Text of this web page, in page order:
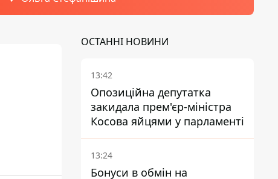
ОСТАННІ НОВИНИ
13:42
Опозиційна депутатка
закидала прем'єр-міністра
Косова яйцями у парламенті
13:24
Бонуси в обмін на